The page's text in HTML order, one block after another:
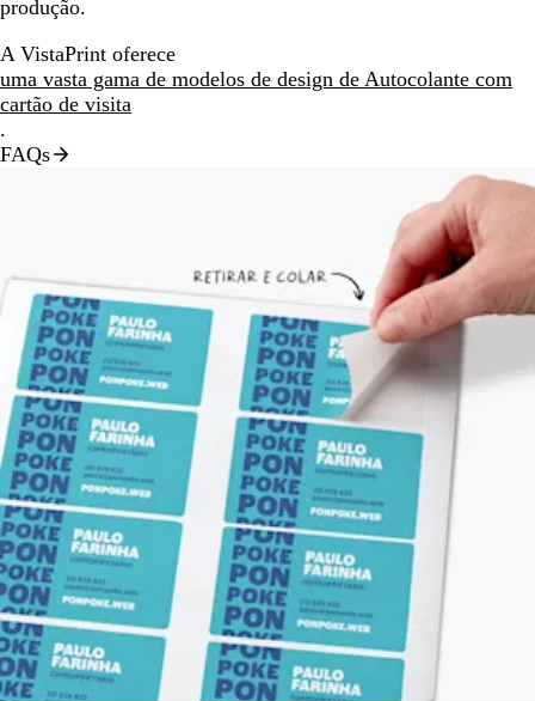
produção.
A VistaPrint oferece
uma vasta gama de modelos de design de Autocolante com
cartão de visita
.
FAQs